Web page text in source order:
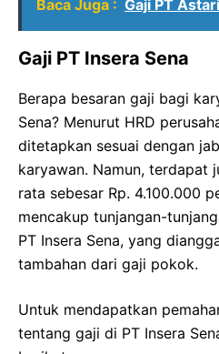
Baca Juga : Gaji PT
Gaji PT Insera Sena
Berapa besaran gaji bagi
Sena? Menurut HRD
ditetapkan sesuai dengan
karyawan. Namun, terdapat
rata sebesar Rp. 4.100.000
mencakup tunjangan-
PT Insera Sena, yang
tambahan dari gaji pokok.
Untuk mendapatkan
tentang gaji di PT Insera